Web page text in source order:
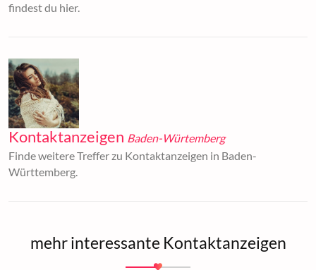
findest du hier.
Kontaktanzeigen Baden-Würtemberg
Finde weitere Treffer zu Kontaktanzeigen in Baden-
Württemberg.
mehr interessante Kontaktanzeigen